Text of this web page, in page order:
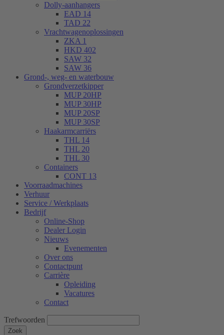
Dolly-aanhangers
EAD 14
TAD 22
Vrachtwagenoplossingen
ZKA 1
HKD 402
SAW 32
SAW 36
Grond-, weg- en waterbouw
Grondverzetkipper
MUP 20HP
MUP 30HP
MUP 20SP
MUP 30SP
Haakarmcarriërs
THL 14
THL 20
THL 30
Containers
CONT 13
Voorraadmachines
Verhuur
Service / Werkplaats
Bedrijf
Online-Shop
Dealer Login
Nieuws
Evenementen
Over ons
Contactpunt
Carrière
Opleiding
Vacatures
Contact
Trefwoorden
Zoek